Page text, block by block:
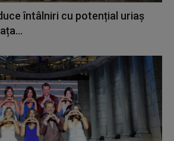
întâlniri cu potențial uriaș